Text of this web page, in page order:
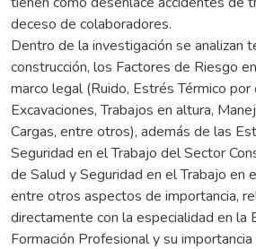
deceso de colaboradores.
Dentro de la investigación se analizan
construcción, los Factores de Riesgo
marco legal (Ruido, Estrés Térmico por
Excavaciones, Trabajos en altura,
Cargas, entre otros), además de las
Seguridad en el Trabajo del Sector
de Salud y Seguridad en el Trabajo en
entre otros aspectos de importancia,
directamente con la especialidad en la
Formación Profesional y su